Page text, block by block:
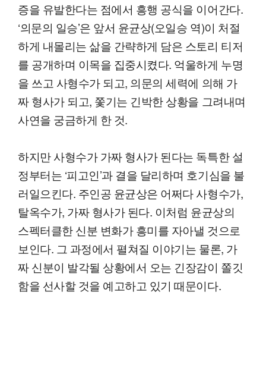
증을 유발한다는 점에서 흥행 공식을 이어간다.
‘의문의 일승’은 앞서 윤균상(오일승 역)이 처절
하게 내몰리는 삶을 간략하게 담은 스토리 티저
를 공개하며 이목을 집중시켰다. 억울하게 누명
을 쓰고 사형수가 되고, 의문의 세력에 의해 가
짜 형사가 되고, 쫓기는 긴박한 상황을 그려내며
사연을 궁금하게 한 것.
하지만 사형수가 가짜 형사가 된다는 독특한 설
정부터는 ‘피고인’과 결을 달리하며 호기심을 불
러일으킨다. 주인공 윤균상은 어쩌다 사형수가,
탈옥수가, 가짜 형사가 된다. 이처럼 윤균상의
스펙터클한 신분 변화가 흥미를 자아낼 것으로
보인다. 그 과정에서 펼쳐질 이야기는 물론, 가
짜 신분이 발각될 상황에서 오는 긴장감이 쫄깃
함을 선사할 것을 예고하고 있기 때문이다.